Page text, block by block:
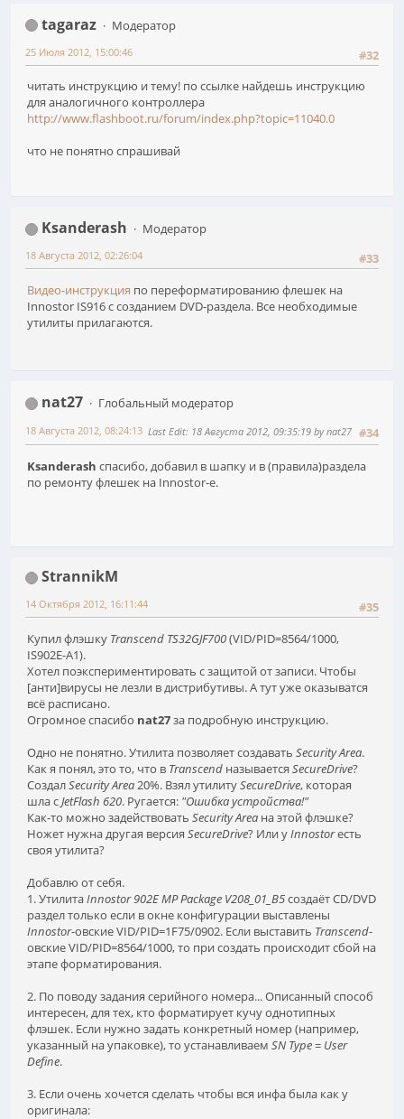
tagaraz
Модератор
#32
25 Июля 2012, 15:00:46
читать инструкцию и тему! по ссылке найдешь инструкцию
для аналогичного контроллера
http://www.flashboot.ru/forum/index.php?topic=11040.0
что не понятно спрашивай
Ksanderash
Модератор
#33
18 Августа 2012, 02:26:04
Видео-инструкция по переформатированию флешек на
Innostor IS916 с созданием DVD-раздела. Все необходимые
утилиты прилагаются.
nat27
Глобальный модератор
#34
18 Августа 2012, 08:24:13 Last Edit: 18 Августа 2012, 09:35:19 by nat27
Ksanderash спасибо, добавил в шапку и в (правила)раздела
по ремонту флешек на Innostor-е.
StrannikM
#35
14 Октября 2012, 16:11:44
Купил флэшку Transcend TS32GJF700(VID/PID=8564/1000,
IS902E-A1).
Хотел поэкспериментировать с защитой от записи. Чтобы
[анти]вирусы не лезли в дистрибутивы. А тут уже оказыватся
всё расписано.
Огромное спасибо nat27за подробную инструкцию.
Одно не понятно. Утилита позволяет создавать Security Area.
Как я понял, это то, что в Transcend называется SecureDrive?
СоздалSecurity Area20%. Взял утилитуSecureDrive, которая
шла сJetFlash 620. Ругается: "Ошибка устройства!"
Как-то можно задействовать Security Area на этой флэшке?
Ножет нужна другая версия SecureDrive? Или уInnostorесть
своя утилита?
Добавлю от себя.
1. УтилитаInnostor 902E MP Package V208_01_B5создаёт CD/DVD
раздел только если в окне конфигурации выставлены
Innostor-овские VID/PID=1F75/0902. Если выставить Transcend-
овские VID/PID=8564/1000, то при создать происходит сбой на
этапе форматирования.
2. По поводу задания серийного номера... Описанный способ
интересен, для тех, кто форматирует кучу однотипных
флэшек. Если нужно задать конкретный номер (например,
указанный на упаковке), то устанавливаем SN Type = User
Define.
3. Если очень хочется сделать чтобы вся инфа была как у
оригинала: